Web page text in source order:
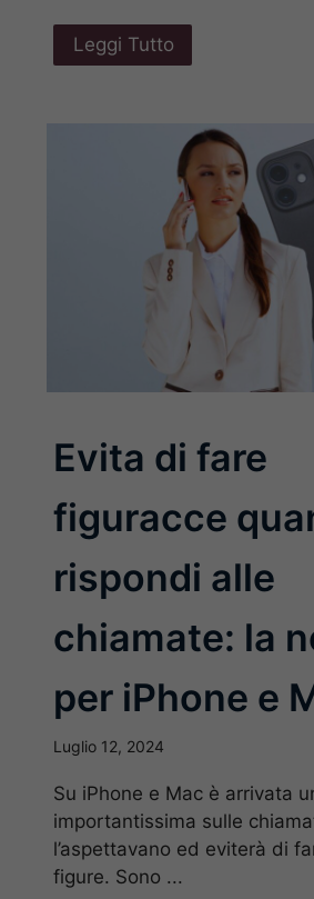
Leggi Tutto
Evita di fare
figuracce
rispondi alle
chiamate: la
per iPhone e
Luglio 12, 2024
Su iPhone e Mac è arrivata
importantissima sulle
l’aspettavano ed eviterà di
figure. Sono ...